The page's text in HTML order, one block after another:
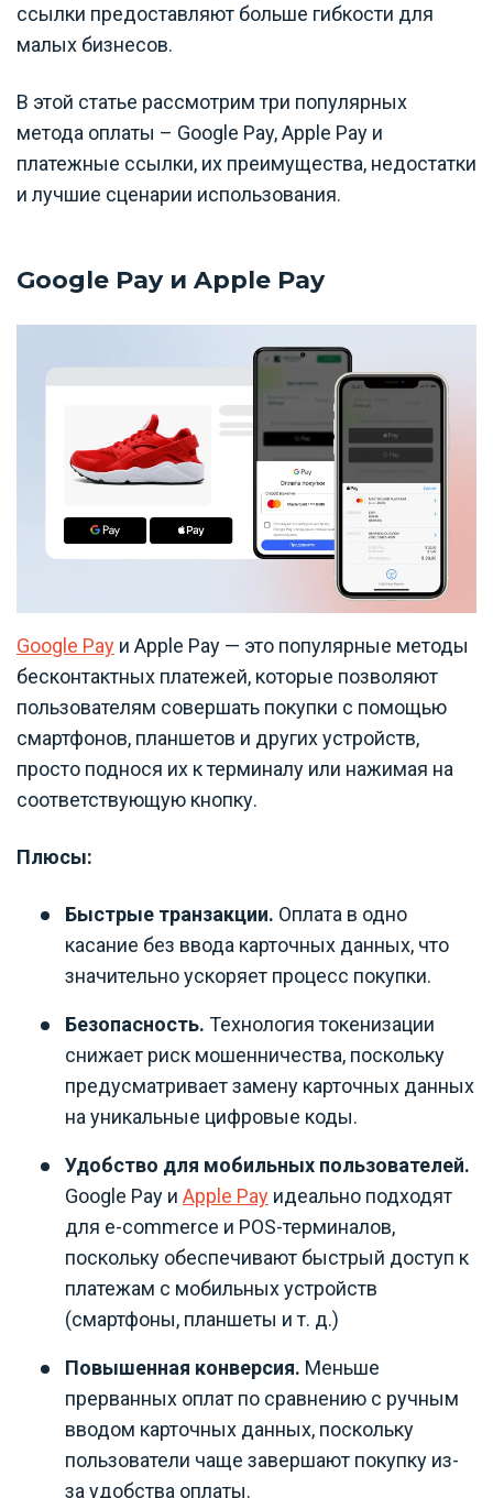
ссылки предоставляют больше гибкости для
малых бизнесов.
В этой статье рассмотрим три популярных
метода оплаты – Google Pay, Apple Pay и
платежные ссылки, их преимущества, недостатки
и лучшие сценарии использования.
Google Pay и Apple Pay
Google Pay и Apple Pay — это популярные методы
бесконтактных платежей, которые позволяют
пользователям совершать покупки с помощью
смартфонов, планшетов и других устройств,
просто поднося их к терминалу или нажимая на
соответствующую кнопку.
Плюсы:
Быстрые транзакции. Оплата в одно
касание без ввода карточных данных, что
значительно ускоряет процесс покупки.
Безопасность. Технология токенизации
снижает риск мошенничества, поскольку
предусматривает замену карточных данных
на уникальные цифровые коды.
Удобство для мобильных пользователей.
Google Pay и Apple Pay идеально подходят
для e-commerce и POS-терминалов,
поскольку обеспечивают быстрый доступ к
платежам с мобильных устройств
(смартфоны, планшеты и т. д.)
Повышенная конверсия. Меньше
прерванных оплат по сравнению с ручным
вводом карточных данных, поскольку
пользователи чаще завершают покупку из-
за удобства оплаты.